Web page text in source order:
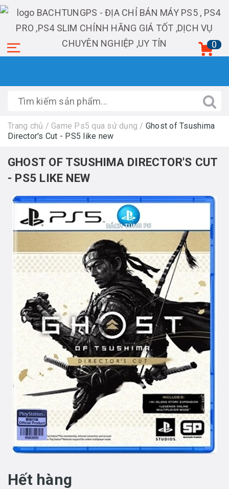
0
Trang chủ / Game Ps5 qua sử dụng / Ghost of Tsushima
Director's Cut - PS5 like new
GHOST OF TSUSHIMA DIRECTOR'S CUT
- PS5 LIKE NEW
Hết hàng